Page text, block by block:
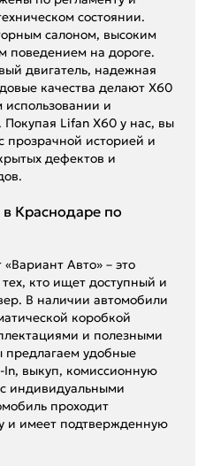
состоянии.
салоном, высоким
поведением на дороге.
двигатель, надежная
качества делают X60
и
Lifan X60 у нас, вы
прозрачной историей и
дефектов и
Краснодаре по
Авто» – это
кто ищет доступный и
В наличии автомобили
коробкой
и полезными
удобные
In, выкуп, комиссионную
индивидуальными
проходит
и имеет подтвержденную